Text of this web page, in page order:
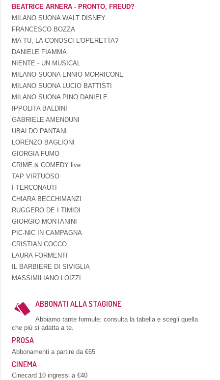
BEATRICE ARNERA - PRONTO, FREUD?
MILANO SUONA WALT DISNEY
FRANCESCO BOZZA
MA TU, LA CONOSCI L'OPERETTA?
DANIELE FIAMMA
NIENTE - UN MUSICAL
MILANO SUONA ENNIO MORRICONE
MILANO SUONA LUCIO BATTISTI
MILANO SUONA PINO DANIELE
IPPOLITA BALDINI
GABRIELE AMENDUNI
UBALDO PANTANI
LORENZO BAGLIONI
GIORGIA FUMO
CRIME & COMEDY live
TAP VIRTUOSO
I TERCONAUTI
CHIARA BECCHIMANZI
RUGGERO DE I TIMIDI
GIORGIO MONTANINI
PIC-NIC IN CAMPAGNA
CRISTIAN COCCO
LAURA FORMENTI
IL BARBIERE DI SIVIGLIA
MASSIMILIANO LOIZZI
ABBONATI ALLA STAGIONE
Abbiamo tante formule: consulta la tabella e scegli quella
che più si adatta a te.
PROSA
Abbonamenti a partire da €65
CINEMA
Cinecard 10 ingressi a €40